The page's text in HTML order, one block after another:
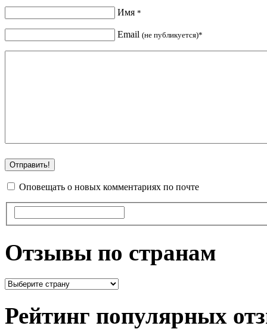
Имя *
Email (не публикуется)*
Оповещать о новых комментариях по почте
Отзывы по странам
Рейтинг популярных